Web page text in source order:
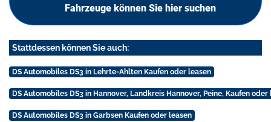
Fahrzeuge können Sie hier suchen
Stattdessen können Sie auch:
DS Automobiles DS3 in Lehrte-Ahlten Kaufen oder leasen
DS Automobiles DS3 in Hannover, Landkreis Hannover, Peine, Kaufen oder
DS Automobiles DS3 in Garbsen Kaufen oder leasen